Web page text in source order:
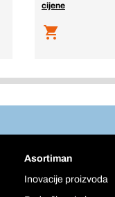
cijene
Asortiman
Inovacije proizvoda